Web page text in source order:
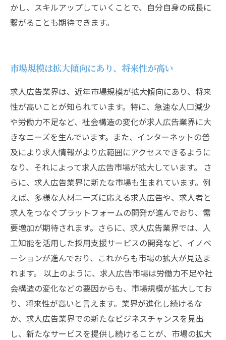
かし、スキルアップしていくことで、自分自身の成長に
繋がることも期待できます。
市場規模は拡大傾向にあり、将来性が高い
求人広告業界は、近年市場規模が拡大傾向にあり、将来
性が高いことが知られています。特に、急速な人口減少
や労働力不足など、社会構造の変化が求人広告業界に大
きなニーズを生んでいます。また、インターネットの普
及により求人情報がより広範囲にアクセスできるように
なり、それによって求人広告市場が拡大しています。 さ
らに、求人広告業界に新たな市場も生まれています。例
えば、多様な人材ニーズに応える求人広告や、求人者と
求人をつなぐプラットフォームの開発が進んでおり、需
要増加が期待されます。さらに、求人広告業界では、人
工知能を活用した採用支援サービスの開発など、イノベ
ーションが進んでおり、これからも市場の拡大が見込ま
れます。 以上のように、求人広告市場は労働力不足や社
会構造の変化などの要因からも、市場規模が拡大してお
り、将来性が高いと言えます。業界が進化し続けるな
か、求人広告業界での新たなビジネスチャンスを見出
し、新たなサービスを提供し続けることが、市場の拡大